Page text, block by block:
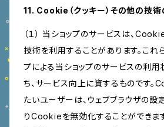
11. Cookie（クッキー）その他の技術
（１） 当ショップのサービスは、
技術を利用することがあります。これ
プによる当ショップのサービスの利
ち、サービス向上に資するものです
たいユーザーは、ウェブブラウザの設
りCookieを無効化することができま